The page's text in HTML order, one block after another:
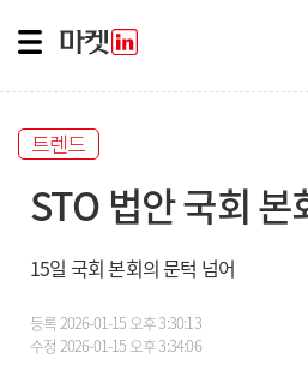
트렌드
STO 법안 국회
15일 국회 본회의 문턱 넘어
등록2026-01-15 오후 3:30:13
수정 2026-01-15 오후 3:34:06